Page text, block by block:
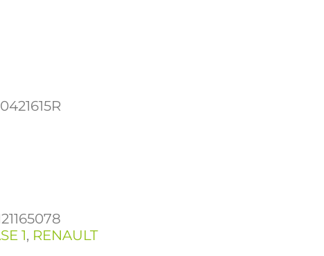
1, RENAULT